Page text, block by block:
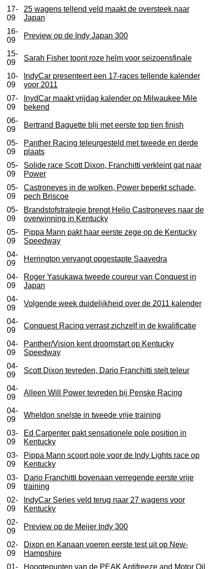
17-
09
25 wagens tellend veld maakt de oversteek naar
Japan
16-
09
Preview op de Indy Japan 300
15-
09
Sarah Fisher toont roze helm voor seizoensfinale
10-
09
IndyCar presenteert een 17-races tellende kalender
voor 2011
07-
09
InydCar maakt vrijdag kalender op Milwaukee Mile
bekend
06-
09
Bertrand Baguette blij met eerste top tien finish
05-
09
Panther Racing teleurgesteld met tweede en derde
plaats
05-
09
Solide race Scott Dixon, Franchitti verkleint gat naar
Power
05-
09
Castroneves in de wolken, Power beperkt schade,
pech Briscoe
05-
09
Brandstofstrategie brengt Helio Castroneves naar de
overwinning in Kentucky
05-
09
Pippa Mann pakt haar eerste zege op de Kentucky
Speedway
04-
09
Herrington vervangt opgestapte Saavedra
04-
09
Roger Yasukawa tweede coureur van Conquest in
Japan
04-
09
Volgende week duidelijkheid over de 2011 kalender
04-
09
Conquest Racing verrast zichzelf in de kwalificatie
04-
09
Panther/Vision kent droomstart op Kentucky
Speedway
04-
09
Scott Dixon tevreden, Dario Franchitti stelt teleur
04-
09
Alleen Will Power tevreden bij Penske Racing
04-
09
Wheldon snelste in tweede vrije training
03-
09
Ed Carpenter pakt sensationele pole position in
Kentucky
03-
09
Pippa Mann scoort pole voor de Indy Lights race op
Kentucky
03-
09
Dario Franchitti bovenaan verregende eerste vrije
training
02-
09
IndyCar Series veld terug naar 27 wagens voor
Kentucky
02-
09
Preview op de Meijer Indy 300
02-
09
Dixon en Kanaan voeren eerste test uit op New-
Hampshire
01-
Hoogtepunten van de PEAK Antifreeze and Motor Oil